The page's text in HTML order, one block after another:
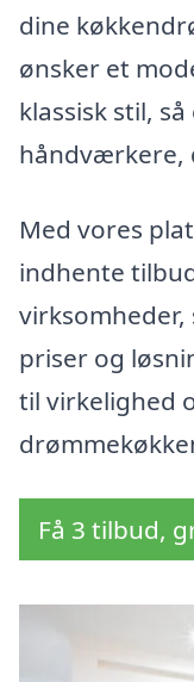
dine
ønsker et
klassisk stil,
håndværkere,
Med vores
indhente
virksomheder,
priser og
til virkelighed
Få 3 tilbud,